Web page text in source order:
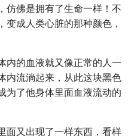
仿佛是拥有了生命一样！不
成人类心脏的那种颜色，
内的血液就又像正常的人一
内流淌起来，从此这块黑色
为了他身体里面血液流动的
面又出现了一样东西，看样